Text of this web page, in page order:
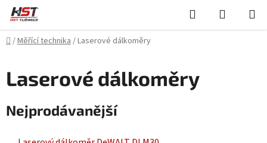
Přejít
obsah
Hledat
KOŠÍK
Domů
/Měřící technika/Laserové dálkoměry
Laserové dálkoměry
Nejprodávanější